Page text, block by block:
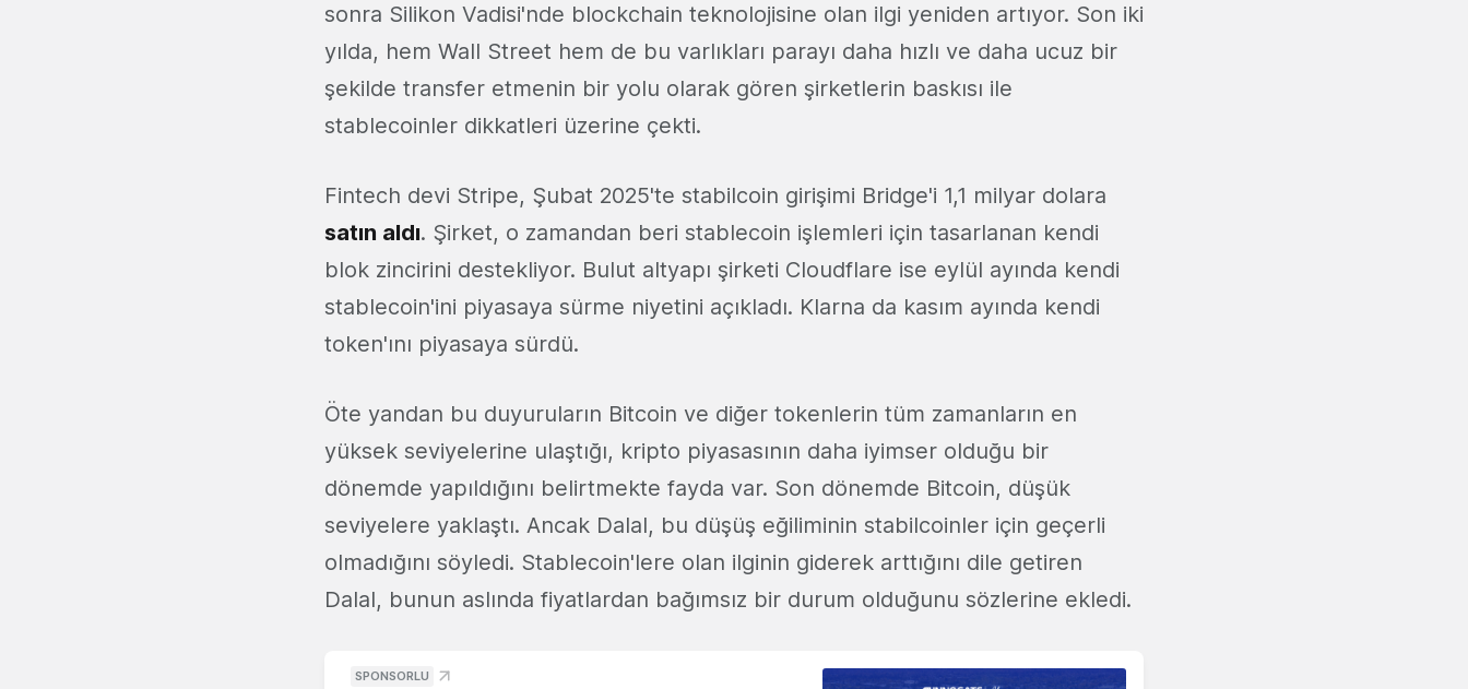
sonra Silikon Vadisi'nde blockchain teknolojisine olan ilgi yeniden artıyor. Son iki
yılda, hem Wall Street hem de bu varlıkları parayı daha hızlı ve daha ucuz bir
şekilde transfer etmenin bir yolu olarak gören şirketlerin baskısı ile
stablecoinler dikkatleri üzerine çekti.
Fintech devi Stripe, Şubat 2025'te stabilcoin girişimi Bridge'i 1,1 milyar dolara
satın aldı. Şirket, o zamandan beri stablecoin işlemleri için tasarlanan kendi
blok zincirini destekliyor. Bulut altyapı şirketi Cloudflare ise eylül ayında kendi
stablecoin'ini piyasaya sürme niyetini açıkladı. Klarna da kasım ayında kendi
token'ını piyasaya sürdü.
Öte yandan bu duyuruların Bitcoin ve diğer tokenlerin tüm zamanların en
yüksek seviyelerine ulaştığı, kripto piyasasının daha iyimser olduğu bir
dönemde yapıldığını belirtmekte fayda var. Son dönemde Bitcoin, düşük
seviyelere yaklaştı. Ancak Dalal, bu düşüş eğiliminin stabilcoinler için geçerli
olmadığını söyledi. Stablecoin'lere olan ilginin giderek arttığını dile getiren
Dalal, bunun aslında fiyatlardan bağımsız bir durum olduğunu sözlerine ekledi.
SPONSORLU